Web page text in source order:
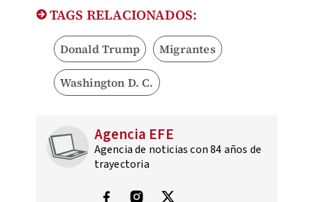
TAGS RELACIONADOS:
Donald Trump Migrantes
Washington D. C.
Agencia EFE
Agencia de noticias con 84 años de
trayectoria